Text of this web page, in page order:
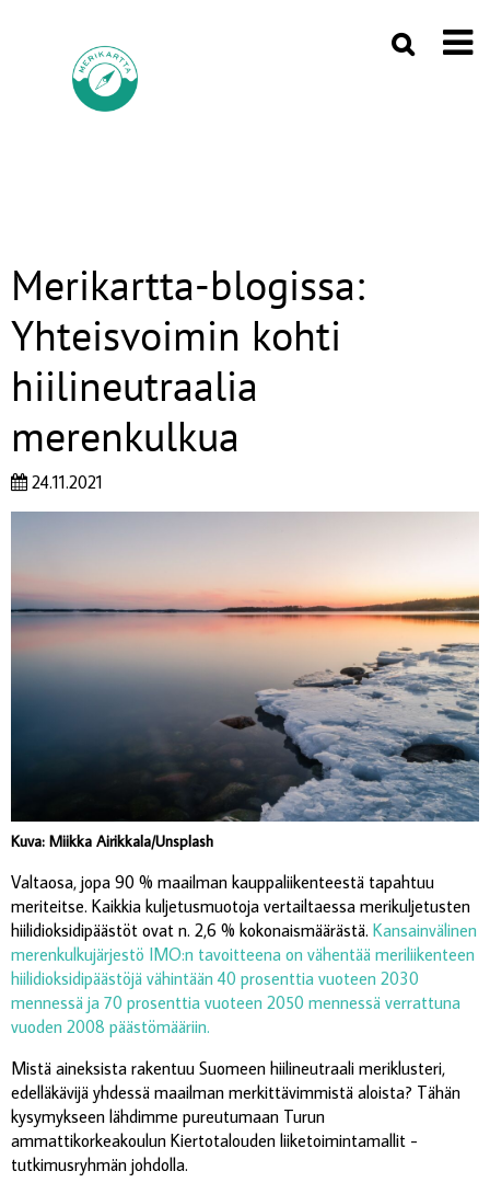
Merikartta-blogissa:
Yhteisvoimin kohti
hiilineutraalia
merenkulkua
24.11.2021
Kuva: Miikka Airikkala/Unsplash
Valtaosa, jopa 90 % maailman kauppaliikenteestä tapahtuu
meriteitse. Kaikkia kuljetusmuotoja vertailtaessa merikuljetusten
hiilidioksidipäästöt ovat n. 2,6 % kokonaismäärästä. Kansainvälinen
merenkulkujärjestö IMO:n tavoitteena on vähentää meriliikenteen
hiilidioksidipäästöjä vähintään 40 prosenttia vuoteen 2030
mennessä ja 70 prosenttia vuoteen 2050 mennessä verrattuna
vuoden 2008 päästömääriin.
Mistä aineksista rakentuu Suomeen hiilineutraali meriklusteri,
edelläkävijä yhdessä maailman merkittävimmistä aloista? Tähän
kysymykseen lähdimme pureutumaan Turun
ammattikorkeakoulun Kiertotalouden liiketoimintamallit -
tutkimusryhmän johdolla.